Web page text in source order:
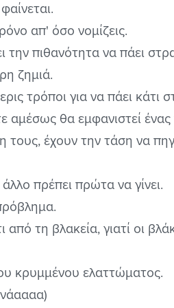
απ' όσο νομίζεις.
πιθανότητα να πάει
ζημιά.
τρόποι για να πάει κάτι
αμέσως θα εμφανιστεί
τους, έχουν την τάση να
πρέπει πρώτα να γίνει.
τη βλακεία, γιατί οι
κρυμμένου ελαττώματος.